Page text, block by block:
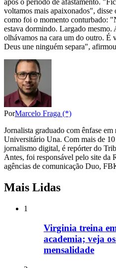
após o período de afastamento.
voltamos mais apaixonados", disse
como foi o momento conturbado:
estava dormindo. Largado mesmo.
olhávamos na cara um do outro. É
Deus une ninguém separa",
PorMarcelo Fraga (*)
Jornalista graduado com ênfase
Universitário Una. Com mais de
jornalismo digital, é repórter do
Antes, foi responsável pelo site da
agências de comunicação Duo,
Mais Lidas
1
Virginia treina
academia; veja
mensalidade